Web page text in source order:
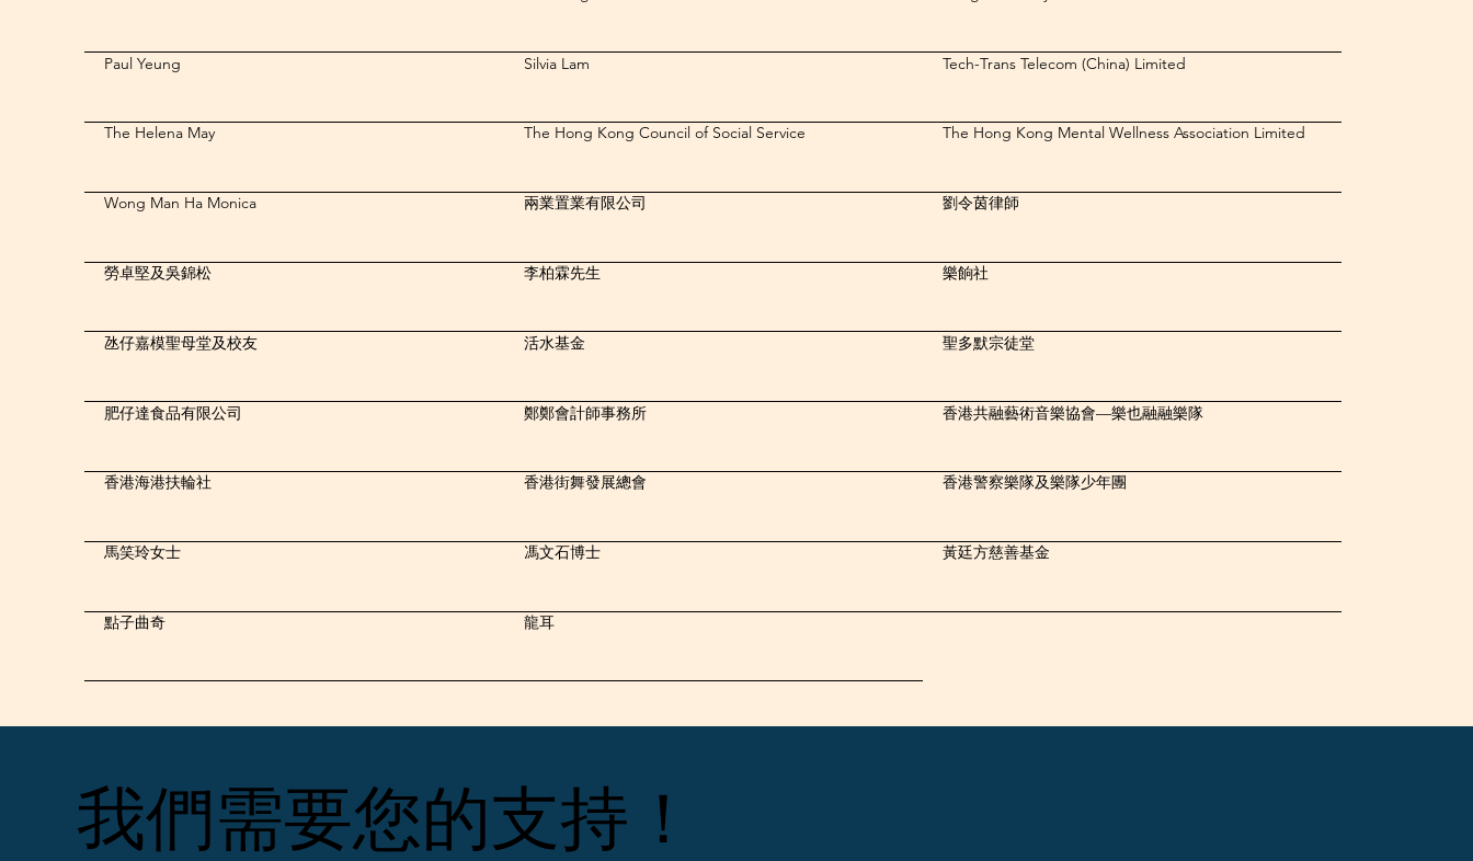
Paul Yeung Silvia Lam Tech-Trans Telecom (China) Limited
The Helena May The Hong Kong Council of Social Service The Hong Kong Mental Wellness Association Limited
Wong Man Ha Monica 兩業置業有限公司 劉令茵律師
勞卓堅及吳錦松 李柏霖先生 樂餉社
氹仔嘉模聖母堂及校友 活水基金 聖多默宗徒堂
肥仔達食品有限公司 鄭鄭會計師事務所 香港共融藝術音樂協會—樂也融融樂隊
香港海港扶輪社 香港街舞發展總會 香港警察樂隊及樂隊少年團
馬笑玲女士 馮文石博士 黃廷方慈善基金
點子曲奇 龍耳
我們需要您的支持！